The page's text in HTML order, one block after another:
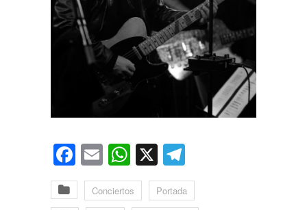
Facebook
EmailWhatsApp
X
Conciertos Portada